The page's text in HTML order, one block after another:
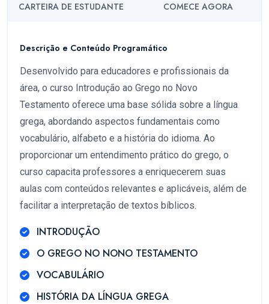
CARTEIRA DE ESTUDANTE COMECE AGORA
Descrição e Conteúdo Programático
Desenvolvido para educadores e profissionais da
área, o curso Introdução ao Grego no Novo
Testamento oferece uma base sólida sobre a língua
grega, abordando aspectos fundamentais como
vocabulário, alfabeto e a história do idioma. Ao
proporcionar um entendimento prático do grego, o
curso capacita professores a enriquecerem suas
aulas com conteúdos relevantes e aplicáveis, além de
facilitar a interpretação de textos bíblicos.
INTRODUÇÃO
O GREGO NO NONO TESTAMENTO
VOCABULÁRIO
HISTÓRIA DA LÍNGUA GREGA